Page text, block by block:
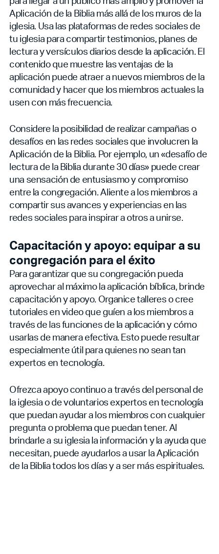
Aplicación de la Biblia más allá de los muros de la
iglesia. Usa las plataformas de redes sociales de
tu iglesia para compartir testimonios, planes de
lectura y versículos diarios desde la aplicación. El
contenido que muestre las ventajas de la
aplicación puede atraer a nuevos miembros de la
comunidad y hacer que los miembros actuales la
usen con más frecuencia.
Considere la posibilidad de realizar campañas o
desafíos en las redes sociales que involucren la
Aplicación de la Biblia. Por ejemplo, un «desafío de
lectura de la Biblia durante 30 días» puede crear
una sensación de entusiasmo y compromiso
entre la congregación. Aliente a los miembros a
compartir sus avances y experiencias en las
redes sociales para inspirar a otros a unirse.
Capacitación y apoyo: equipar a su
congregación para el éxito
Para garantizar que su congregación pueda
aprovechar al máximo la aplicación bíblica, brinde
capacitación y apoyo. Organice talleres o cree
tutoriales en video que guíen a los miembros a
través de las funciones de la aplicación y cómo
usarlas de manera efectiva. Esto puede resultar
especialmente útil para quienes no sean tan
expertos en tecnología.
Ofrezca apoyo continuo a través del personal de
la iglesia o de voluntarios expertos en tecnología
que puedan ayudar a los miembros con cualquier
pregunta o problema que puedan tener. Al
brindarle a su iglesia la información y la ayuda que
necesitan, puede ayudarlos a usar la Aplicación
de la Biblia todos los días y a ser más espirituales.